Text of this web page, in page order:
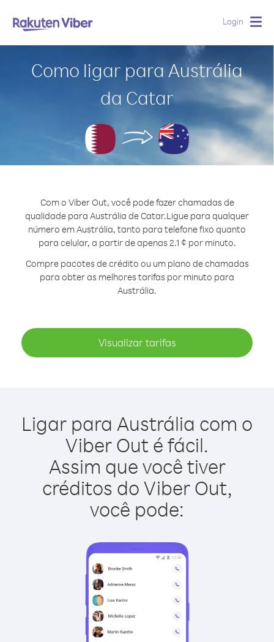
Login
Como ligar para Austrália
da Catar
Com o Viber Out, você pode fazer chamadas de
qualidade para Austrália de Catar.Ligue para qualquer
número em Austrália, tanto para telefone fixo quanto
para celular, a partir de apenas 2.1 ¢ por minuto.
Compre pacotes de crédito ou um plano de chamadas
para obter as melhores tarifas por minuto para
Austrália.
Visualizar tarifas
Ligar para Austrália com o
Viber Out é fácil.
Assim que você tiver
créditos do Viber Out,
você pode: